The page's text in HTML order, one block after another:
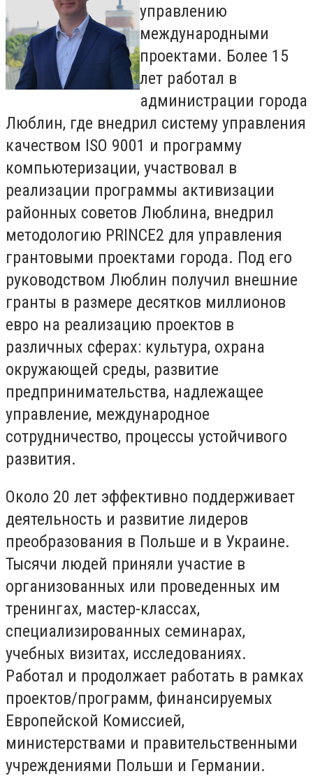
управлению
международными
проектами. Более 15
лет работал в
администрации города
Люблин, где внедрил систему управления
качеством ISO 9001 и программу
компьютеризации, участвовал в
реализации программы активизации
районных советов Люблина, внедрил
методологию PRINCE2 для управления
грантовыми проектами города. Под его
руководством Люблин получил внешние
гранты в размере десятков миллионов
евро на реализацию проектов в
различных сферах: культура, охрана
окружающей среды, развитие
предпринимательства, надлежащее
управление, международное
сотрудничество, процессы устойчивого
развития.
Около 20 лет эффективно поддерживает
деятельность и развитие лидеров
преобразования в Польше и в Украине.
Тысячи людей приняли участие в
организованных или проведенных им
тренингах, мастер-классах,
специализированных семинарах,
учебных визитах, исследованиях.
Работал и продолжает работать в рамках
проектов/программ, финансируемых
Европейской Комиссией,
министерствами и правительственными
учреждениями Польши и Германии.